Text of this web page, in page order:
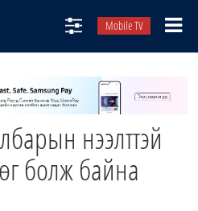
Mobile TV
нээлттэй
болж байна